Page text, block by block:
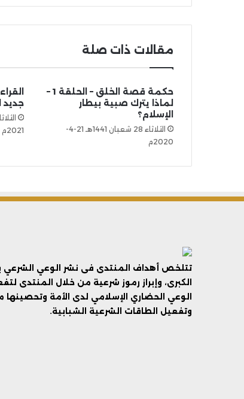
مقالات ذات صلة
حكمة قصة الخلق – الحلقة 1 –
لماذا يترك صبية بيطار
الإسلام؟
الثلاثاء 28 شعبان 1441هـ 21-4-
2020م
جديد
2021م
تتلخص أهداف المنتدى فى نشر الوعي الشرعي
الكبرى، وإبراز رموز شرعية من خلال المنتدى
الوعي الحضاري الإسلامي لدى الأمة وتحصينها
وتفعيل الطاقات الشرعية الشبابية.